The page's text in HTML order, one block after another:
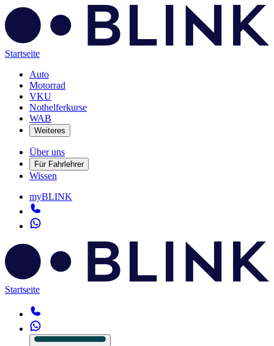
Startseite
Auto
Motorrad
VKU
Nothelferkurse
WAB
Weiteres
Über uns
Für Fahrlehrer
Wissen
myBLINK
Startseite